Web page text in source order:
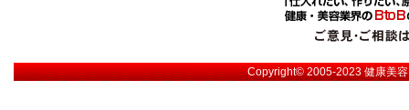
Copyright© 2005-2023健康美